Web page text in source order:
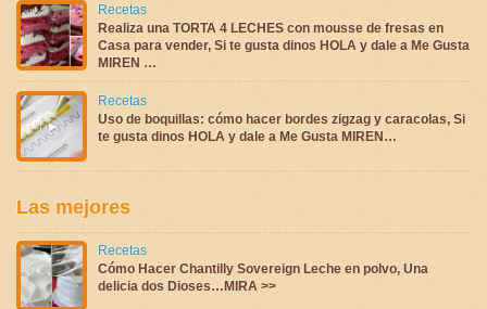
Recetas
Realiza una TORTA 4 LECHES con mousse de fresas en
Casa para vender, Si te gusta dinos HOLA y dale a Me Gusta
MIREN …
Recetas
Uso de boquillas: cómo hacer bordes zigzag y caracolas, Si
te gusta dinos HOLA y dale a Me Gusta MIREN…
Las mejores
Recetas
Cómo Hacer Chantilly Sovereign Leche en polvo, Una
delicia dos Dioses…MIRA >>